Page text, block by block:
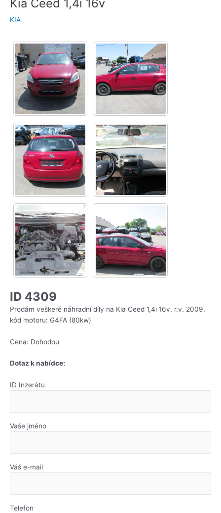
Kia Ceed 1,4i 16v
KIA
ID 4309
Prodám veškeré náhradní díly na Kia Ceed 1,4i 16v, r.v. 2009,
kód motoru: G4FA (80kw)
Cena: Dohodou
Dotaz k nabídce:
ID Inzerátu
Vaše jméno
Váš e-mail
Telefon